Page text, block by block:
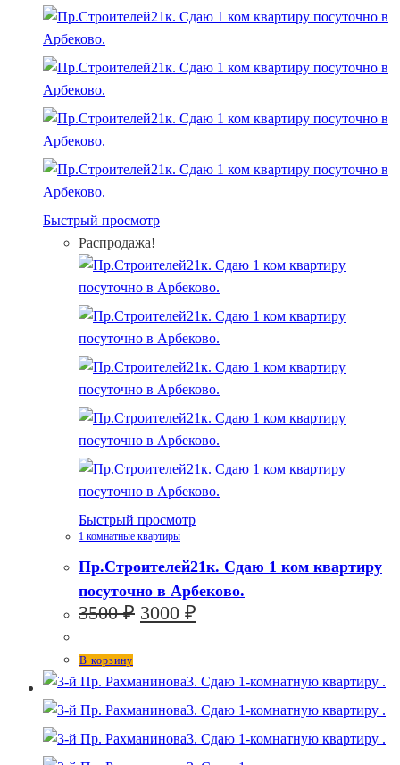
Быстрый просмотр
Распродажа!
Быстрый просмотр
1 комнатные квартиры
Пр.Строителей21к. Сдаю 1 ком квартиру
посуточно в Арбеково.
3500₽ Первоначальная
3000 ₽
В корзину